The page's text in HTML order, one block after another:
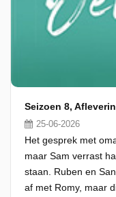
Seizoen 8,
25-06-2026
Het gesprek met
maar Sam verrast
staan. Ruben en
af met Romy, maar